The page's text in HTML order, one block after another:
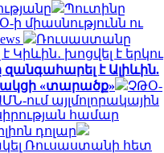
Պուտինը
ի միասնությունն ու
Ռուսաստանը
Կիևին․ խոցվել է երկու
զանգահարել է Ալիևին.
«տարածք»
ՉԹՕ-
ում այլմոլորակային
համար
դոլար
Ռուսաստանի հետ